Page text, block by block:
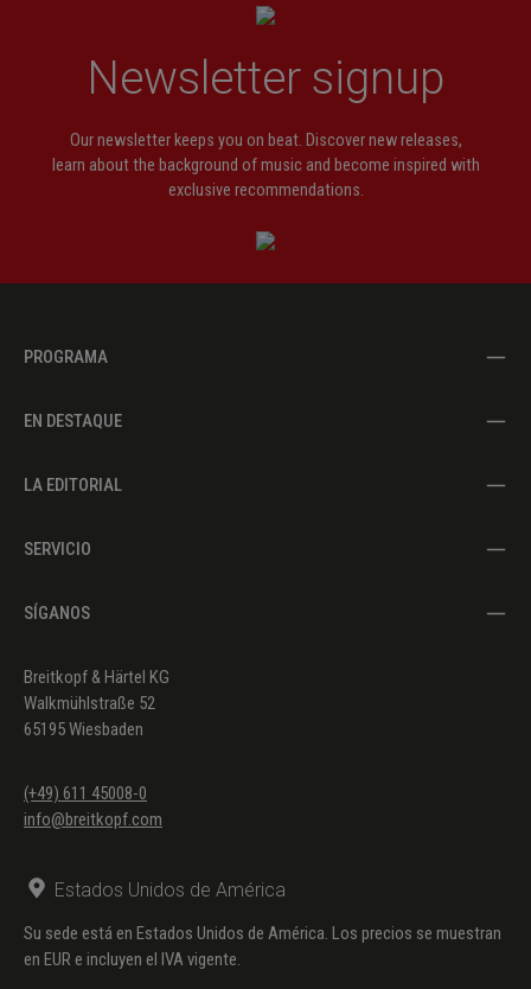
Newsletter signup
Our newsletter keeps you on beat. Discover new releases,
learn about the background of music and become inspired with
exclusive recommendations.
PROGRAMA
EN DESTAQUE
LA EDITORIAL
SERVICIO
SÍGANOS
Breitkopf & Härtel KG
Walkmühlstraße 52
65195 Wiesbaden
(+49) 611 45008-0
info@breitkopf.com
Estados Unidos de América
Su sede está en Estados Unidos de América. Los precios se muestran
en EUR e incluyen el IVA vigente.